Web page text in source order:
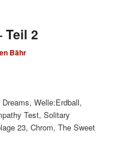
Teil 2
Bähr
Welle:Erdball,
Test, Solitary
23, Chrom, The Sweet